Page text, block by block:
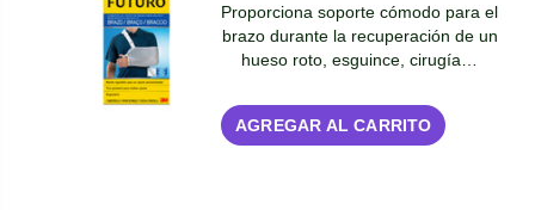
Proporciona soporte cómodo para el
brazo durante la recuperación de un
hueso roto, esguince, cirugía…
AGREGAR AL CARRITO